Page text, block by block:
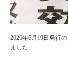
2026年6月19日発行
ました。